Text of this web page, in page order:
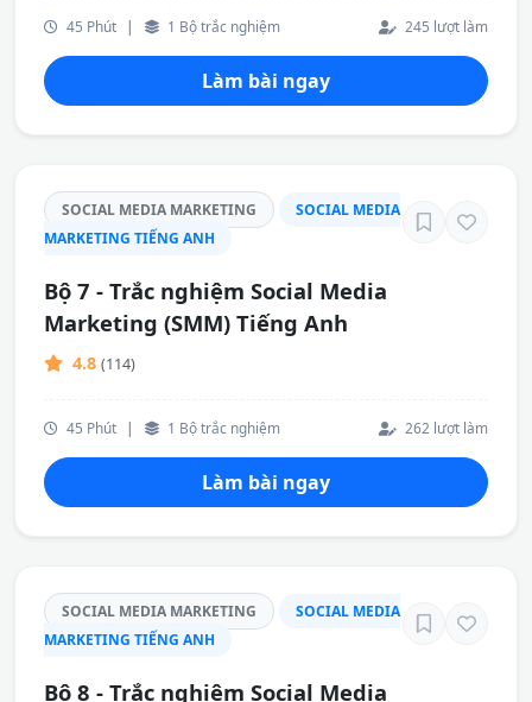
45 Phút | 1 Bộ trắc nghiệm 245 lượt làm
Làm bài ngay
SOCIAL MEDIA MARKETING
SOCIAL MEDIA
MARKETING TIẾNG ANH
Bộ 7 - Trắc nghiệm Social Media
Marketing (SMM) Tiếng Anh
4.8 (114)
45 Phút | 1 Bộ trắc nghiệm 262 lượt làm
Làm bài ngay
SOCIAL MEDIA MARKETING
SOCIAL MEDIA
MARKETING TIẾNG ANH
Bộ 8 - Trắc nghiệm Social Media